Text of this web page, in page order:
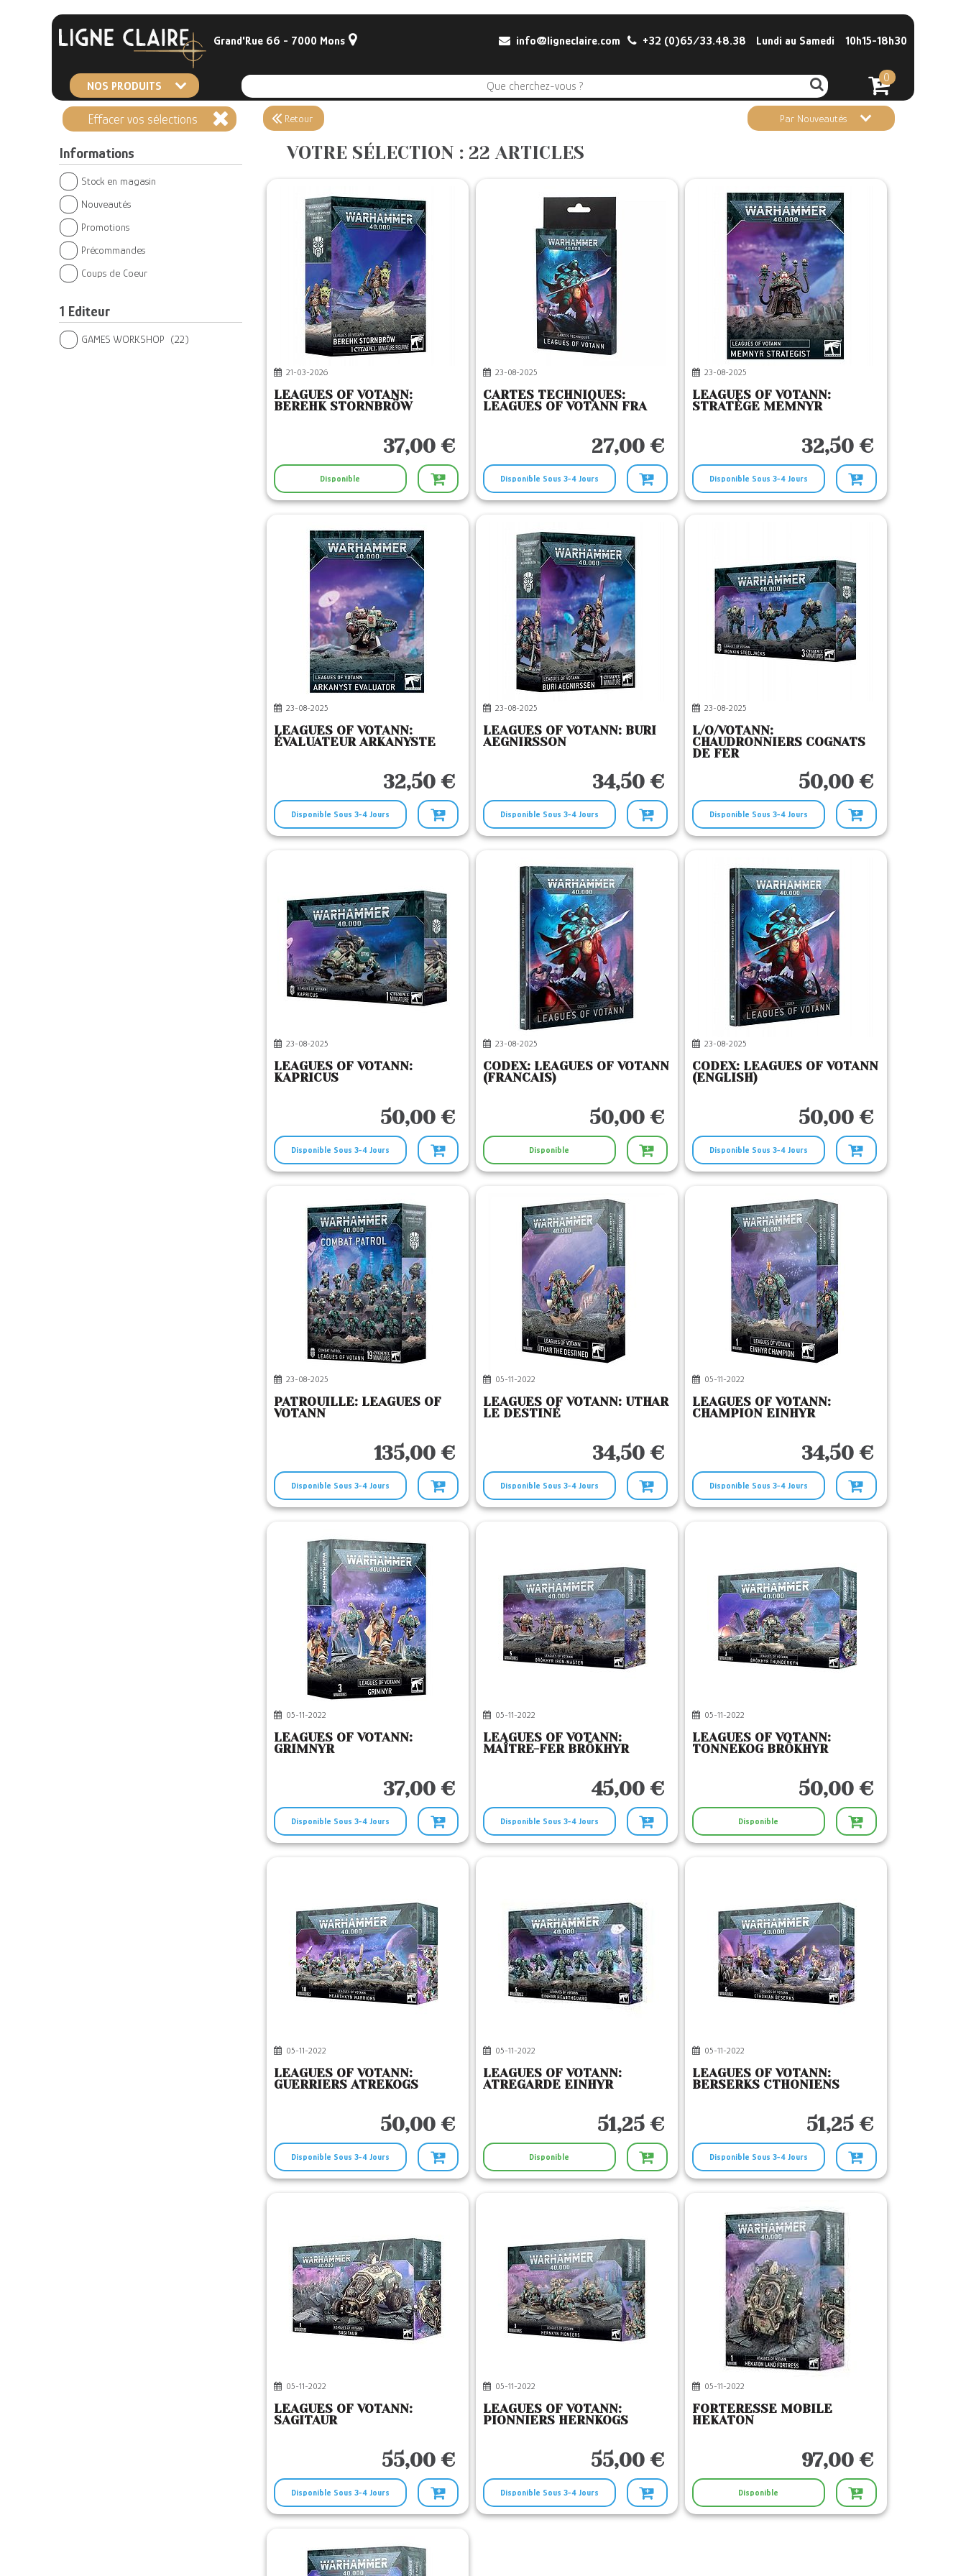
Grand'Rue 66 - 7000 Mons 10h15-18h30
Lundi au Samedi
+32 (0)65/33.48.38
info@ligneclaire.com
NOS PRODUITS
0
Effacer vos sélections
Informations
Stock en magasin
Nouveautés
Promotions
Précommandes
Coups de Coeur
1 Editeur
GAMES WORKSHOP (22)
Retour Par Nouveautés
VOTRE SÉLECTION : 22 ARTICLES
21-03-2026
LEAGUES OF VOTANN:
BEREHK STORNBRÖW
37,00 €
Disponible
23-08-2025
CARTES TECHNIQUES:
LEAGUES OF VOTANN FRA
27,00 €
Disponible Sous 3-4 Jours
23-08-2025
LEAGUES OF VOTANN:
STRATÈGE MEMNYR
32,50 €
Disponible Sous 3-4 Jours
23-08-2025
LEAGUES OF VOTANN:
ÉVALUATEUR ARKANYSTE
32,50 €
Disponible Sous 3-4 Jours
23-08-2025
LEAGUES OF VOTANN: BURI
AEGNIRSSON
34,50 €
Disponible Sous 3-4 Jours
23-08-2025
L/O/VOTANN:
CHAUDRONNIERS COGNATS
DE FER
50,00 €
Disponible Sous 3-4 Jours
23-08-2025
LEAGUES OF VOTANN:
KAPRICUS
50,00 €
Disponible Sous 3-4 Jours
23-08-2025
CODEX: LEAGUES OF VOTANN
(FRANCAIS)
50,00 €
Disponible
23-08-2025
CODEX: LEAGUES OF VOTANN
(ENGLISH)
50,00 €
Disponible Sous 3-4 Jours
23-08-2025
PATROUILLE: LEAGUES OF
VOTANN
135,00 €
Disponible Sous 3-4 Jours
05-11-2022
LEAGUES OF VOTANN: ÛTHAR
LE DESTINÉ
34,50 €
Disponible Sous 3-4 Jours
05-11-2022
LEAGUES OF VOTANN:
CHAMPION EINHYR
34,50 €
Disponible Sous 3-4 Jours
05-11-2022
LEAGUES OF VOTANN:
GRIMNYR
37,00 €
Disponible Sous 3-4 Jours
05-11-2022
LEAGUES OF VOTANN:
MAÎTRE-FER BRÔKHYR
45,00 €
Disponible Sous 3-4 Jours
05-11-2022
LEAGUES OF VOTANN:
TONNEKOG BRÔKHYR
50,00 €
Disponible
05-11-2022
LEAGUES OF VOTANN:
GUERRIERS ATREKOGS
50,00 €
Disponible Sous 3-4 Jours
05-11-2022
LEAGUES OF VOTANN:
ATREGARDE EINHYR
51,25 €
Disponible
05-11-2022
LEAGUES OF VOTANN:
BERSERKS CTHONIENS
51,25 €
Disponible Sous 3-4 Jours
05-11-2022
LEAGUES OF VOTANN:
SAGITAUR
55,00 €
Disponible Sous 3-4 Jours
05-11-2022
LEAGUES OF VOTANN:
PIONNIERS HERNKOGS
55,00 €
Disponible Sous 3-4 Jours
05-11-2022
FORTERESSE MOBILE
HEKATON
97,00 €
Disponible